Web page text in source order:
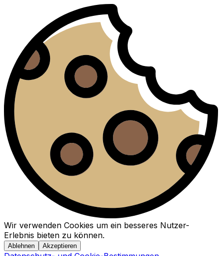
Wir verwenden Cookies um ein besseres Nutzer-
Erlebnis bieten zu können.
Ablehnen Akzeptieren